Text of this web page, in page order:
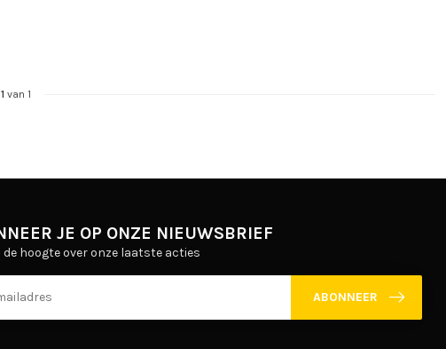
1van 1
JE OP ONZE NIEUWSBRIEF
de hoogte over onze laatste acties
ABONNEER